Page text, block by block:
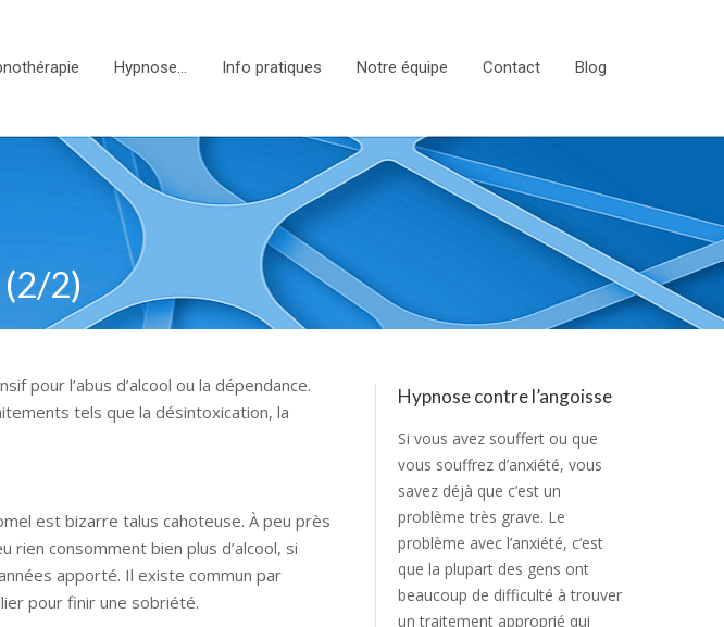
Hypnose… Info pratiques Notre équipe Contact Blog
(2/2)
pour l’abus d’alcool ou la dépendance.
tels que la désintoxication, la
est bizarre talus cahoteuse. À peu près
rien consomment bien plus d’alcool, si
apporté. Il existe commun par
pour finir une sobriété.
Hypnose contre l’angoisse
Si vous avez souffert ou que
vous souffrez d’anxiété, vous
savez déjà que c’est un
problème très grave. Le
problème avec l’anxiété, c’est
que la plupart des gens ont
beaucoup de difficulté à trouver
un traitement approprié qui